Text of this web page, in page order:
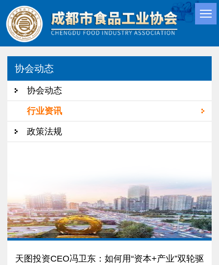
协会动态
协会动态
行业资讯
政策法规
天图投资CEO冯卫东：如何用“资本+产业”双轮驱